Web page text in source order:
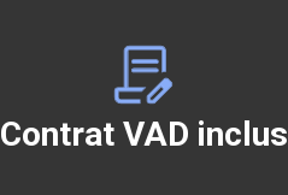
Contrat VAD inclus